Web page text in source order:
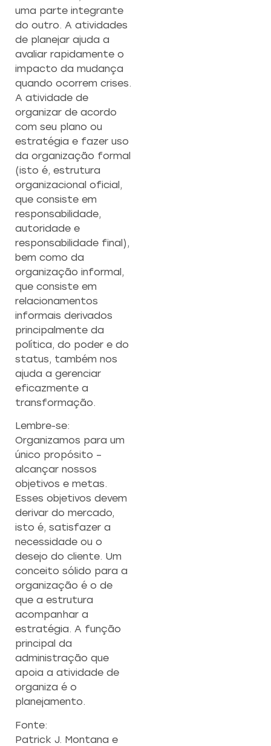
uma parte integrante
do outro. A atividades
de planejar ajuda a
avaliar rapidamente o
impacto da mudança
quando ocorrem crises.
A atividade de
organizar de acordo
com seu plano ou
estratégia e fazer uso
da organização formal
(isto é, estrutura
organizacional oficial,
que consiste em
responsabilidade,
autoridade e
responsabilidade final),
bem como da
organização informal,
que consiste em
relacionamentos
informais derivados
principalmente da
política, do poder e do
status, também nos
ajuda a gerenciar
eficazmente a
transformação.
Lembre-se:
Organizamos para um
único propósito –
alcançar nossos
objetivos e metas.
Esses objetivos devem
derivar do mercado,
isto é, satisfazer a
necessidade ou o
desejo do cliente. Um
conceito sólido para a
organização é o de
que a estrutura
acompanhar a
estratégia. A função
principal da
administração que
apoia a atividade de
organiza é o
planejamento.
Fonte:
Patrick J. Montana e